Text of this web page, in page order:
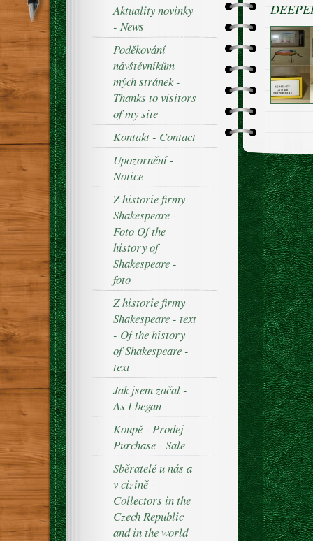
Aktuality novinky
- News
Poděkování
návštěvníkům
mých stránek -
Thanks to visitors
of my site
Kontakt - Contact
Upozornění -
Notice
Z historie firmy
Shakespeare -
Foto Of the
history of
Shakespeare -
foto
Z historie firmy
Shakespeare - text
- Of the history
of Shakespeare -
text
Jak jsem začal -
As I began
Koupě - Prodej -
Purchase - Sale
Sběratelé u nás a
v cizině -
Collectors in the
Czech Republic
and in the world